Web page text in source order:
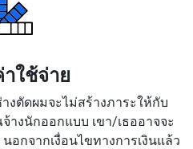
ใช้จ่าย
งตัดผมจะไม่สร้างภาระให้กับ
งนักออกแบบ เขา/เธออาจจะ
อกจากเงื่อนไขทางการเงินแล้ว